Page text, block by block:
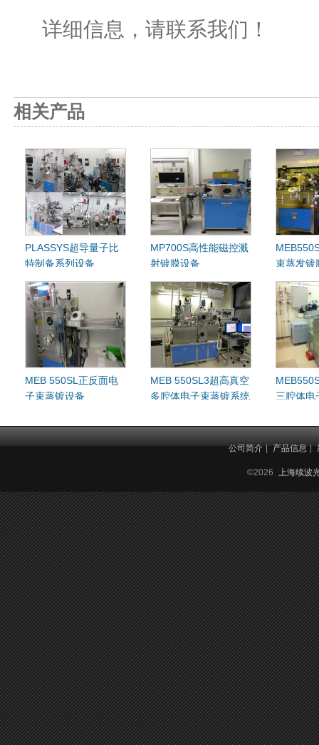
详细信息，请联系我们！
相关产品
PLASSYS超导量子比
特制备系列设备
MP700S高性能磁控溅
射镀膜设备
束蒸发镀
MEB 550SL正反面电
子束蒸镀设备
MEB 550SL3超高真空
多腔体电子束蒸镀系统
三腔体电
公司简介 | 产品信息 |
©2026 上海续波